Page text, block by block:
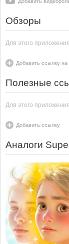
Обзоры
Для этого
Добавить ссылку на
Полезные
Для этого
Добавить ссылку
Аналоги